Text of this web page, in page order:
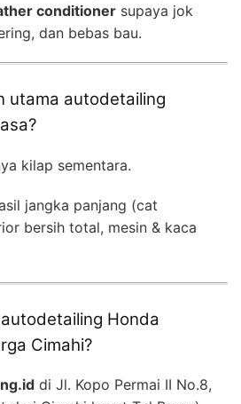
conditioner supaya jok
dan bebas bau.
utama autodetailing
kilap sementara.
jangka panjang (cat
bersih total, mesin & kaca
Honda
Cimahi?
di Jl. Kopo Permai II No.8,